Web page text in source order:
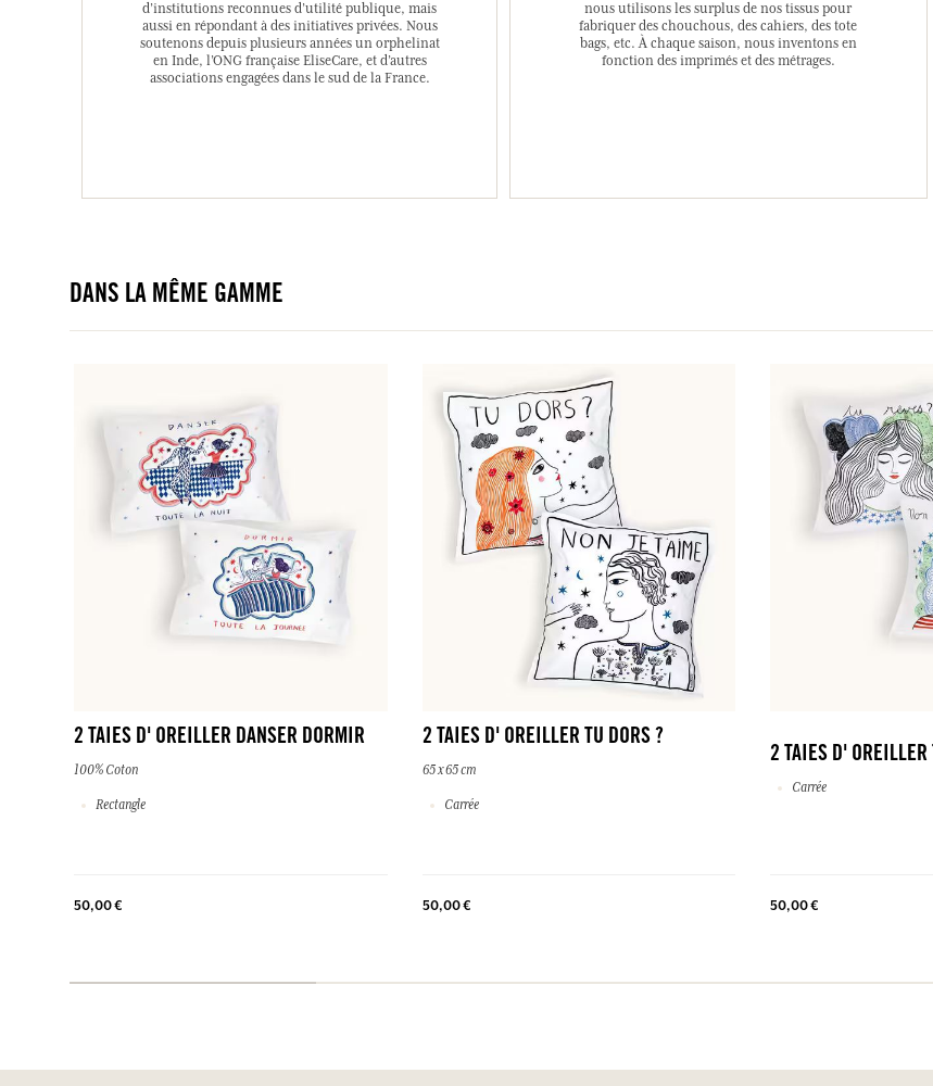
d’institutions reconnues d’utilité publique, mais
aussi en répondant à des initiatives privées. Nous
soutenons depuis plusieurs années un orphelinat
en Inde, l’ONG française EliseCare, et d’autres
associations engagées dans le sud de la France.
nous utilisons les surplus de nos tissus pour
fabriquer des chouchous, des cahiers, des tote
bags, etc. À chaque saison, nous inventons en
fonction des imprimés et des métrages.
DANS LA MÊME GAMME
2 TAIES D' OREILLER DANSER DORMIR
100% Coton
Rectangle
50,00 €
2 TAIES D' OREILLER TU DORS ?
65 x 65 cm
Carrée
50,00 €
2 TAIES D' OREILLER
Carrée
50,00 €